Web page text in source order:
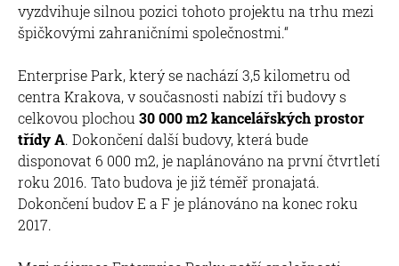
vyzdvihuje silnou pozici tohoto projektu na trhu mezi
špičkovými zahraničními společnostmi.“
Enterprise Park, který se nachází 3,5 kilometru od
centra Krakova, v současnosti nabízí tři budovy s
celkovou plochou 30 000 m2 kancelářských prostor
třídy A. Dokončení další budovy, která bude
disponovat 6 000 m2, je naplánováno na první čtvrtletí
roku 2016. Tato budova je již téměř pronajatá.
Dokončení budov E a F je plánováno na konec roku
2017.